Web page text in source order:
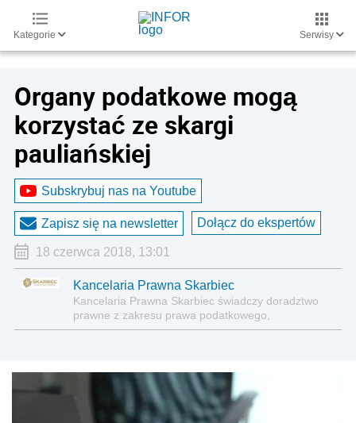
Kategorie Serwisy
Organy podatkowe mogą
korzystać ze skargi
pauliańskiej
Subskrybuj nas na Youtube
Zapisz się na newsletter Dołącz do ekspertów
18 czerwca 2018, 13:01
Kancelaria Prawna Skarbiec
Kancelaria Prawna Skarbiec świadczy doradztwo
prawne z zakresu prawa podatkowego,
gospodarczego, cywilnego i karnego.